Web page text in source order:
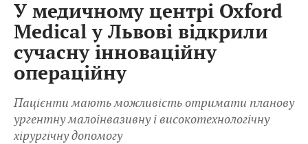
У медичному центрі Oxford
Medical у Львові відкрили
сучасну інноваційну
операційну
Пацієнти мають можливість отримати планову
ургентну малоінвазивну і високотехнологічну
хірургічну допомогу